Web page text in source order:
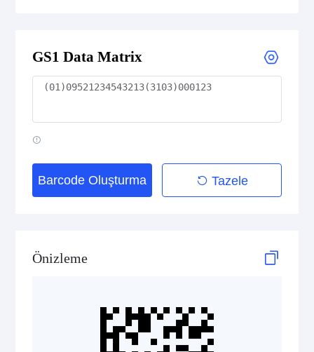
GS1 Data Matrix
GS1 Digital Link Data Matrix
GS1 Data Matrix
Barcode Oluşturma Tazele
Önizleme